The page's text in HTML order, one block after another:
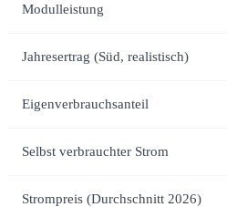
Modulleistung
Jahresertrag (Süd, realistisch)
Eigenverbrauchsanteil
Selbst verbrauchter Strom
Strompreis (Durchschnitt 2026)